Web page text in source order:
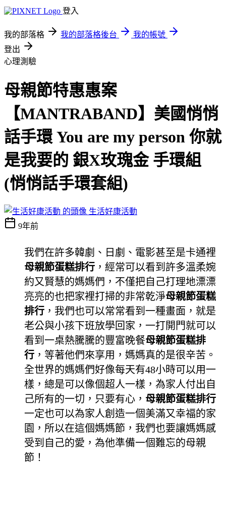
登入
我的部落格 我的部落格後台
我的帳號
登出
心理測驗
母親節特惠惠案
【MANTRABAND】美國悄悄
話手環 You are my person 你就
是我要的 銀X玫瑰金 手環組
(悄悄話手環套組)
生活好康活動
9年前
我們在許多韓劇、日劇、電影甚至是卡通裡
母親節蛋糕排行 ，經常可以看到許多溫柔婉
約又賢慧的媽媽們，不僅把自己打理地漂漂
亮亮的也把家裡打掃的非常乾淨母親節蛋糕
排行 ，我們也可以常常看到一種畫面，就是
老公與小孩下班放學回家，一打開門就可以
看到一桌熱騰騰的豐富晚餐母親節蛋糕排
行 ，等著他們來享用，媽媽真的是很辛苦。
全世界的媽媽們好像每天有48小時可以用一
樣，總是可以像個超人一樣，為家人付出自
己所有的一切，只要有心， 母親節蛋糕排行
一定也可以為家人創造一個美滿又幸福的家
園，所以在這個媽媽節，我們也要讓媽媽感
受到自己的愛，為他準備一個難忘的母親
節！